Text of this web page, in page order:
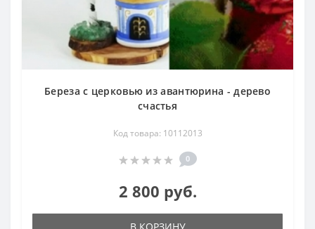
Береза с церковью из авантюрина - дерево
счастья
Код товара: 10112013
0
2 800 руб.